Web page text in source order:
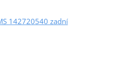
142720540 zadní